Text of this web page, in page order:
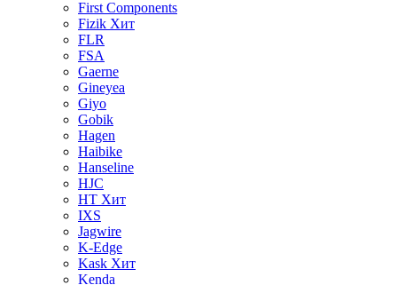
First Components
Fizik Хит
FLR
FSA
Gaerne
Gineyea
Giyo
Gobik
Hagen
Haibike
Hanseline
HJC
HT Хит
IXS
Jagwire
K-Edge
Kask Хит
Kenda